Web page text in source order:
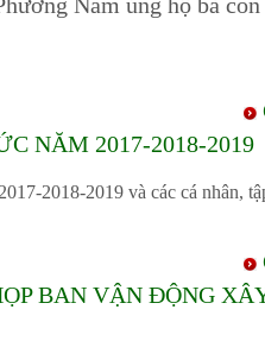
NĂM 2017-2018-2019
2018-2019 và các cá nhân,
BAN VẬN ĐỘNG